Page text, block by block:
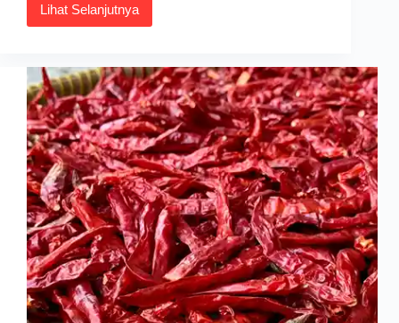
Lihat Selanjutnya
10
Khasiat
Nutrisi
dan
Cara
Makan